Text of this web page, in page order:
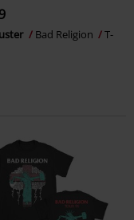
Bad Religion
T-